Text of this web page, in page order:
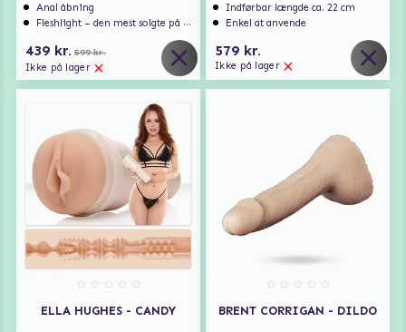
Anal åbning
Fleshlight – den mest solgte på markedet
439 kr. 599 kr.
Ikke på lager
Indførbar længde ca. 22 cm
Enkel at anvende
579 kr.
Ikke på lager
ELLA HUGHES - CANDY BRENT CORRIGAN - DILDO